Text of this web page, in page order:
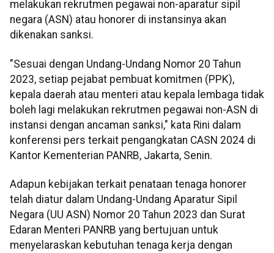
melakukan rekrutmen pegawai non-aparatur sipil
negara (ASN) atau honorer di instansinya akan
dikenakan sanksi.
"Sesuai dengan Undang-Undang Nomor 20 Tahun
2023, setiap pejabat pembuat komitmen (PPK),
kepala daerah atau menteri atau kepala lembaga tidak
boleh lagi melakukan rekrutmen pegawai non-ASN di
instansi dengan ancaman sanksi," kata Rini dalam
konferensi pers terkait pengangkatan CASN 2024 di
Kantor Kementerian PANRB, Jakarta, Senin.
Adapun kebijakan terkait penataan tenaga honorer
telah diatur dalam Undang-Undang Aparatur Sipil
Negara (UU ASN) Nomor 20 Tahun 2023 dan Surat
Edaran Menteri PANRB yang bertujuan untuk
menyelaraskan kebutuhan tenaga kerja dengan